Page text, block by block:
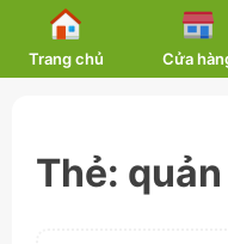
content
Trang chủ Cửa
Thẻ: